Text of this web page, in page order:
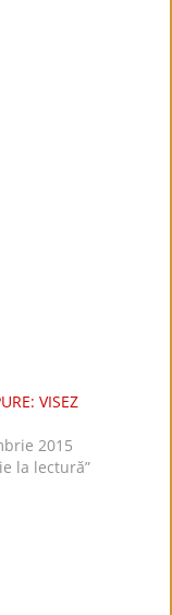
VISEZ
2015
la lectură”